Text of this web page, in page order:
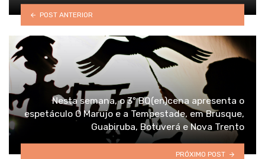
POST ANTERIOR
Nesta semana, o 3º BQ(en)cena apresenta o
espetáculo O Marujo e a Tempestade, em Brusque,
Guabiruba, Botuverá e Nova Trento
PRÓXIMO POST